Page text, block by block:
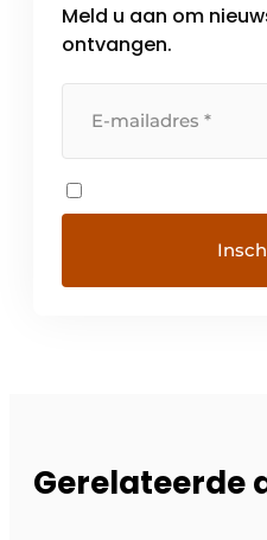
Meld u aan om
ontvangen.
Gerelateerde